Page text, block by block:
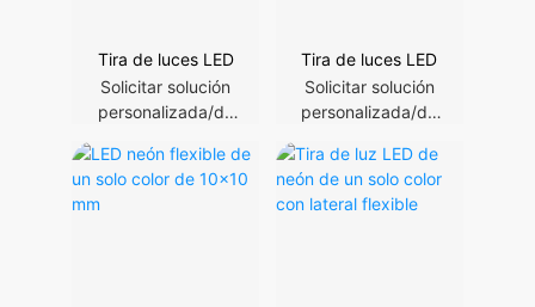
Tira de luces LED
Solicitar solución
personalizada/de
Tira de luces LED
Solicitar solución
personalizada/de